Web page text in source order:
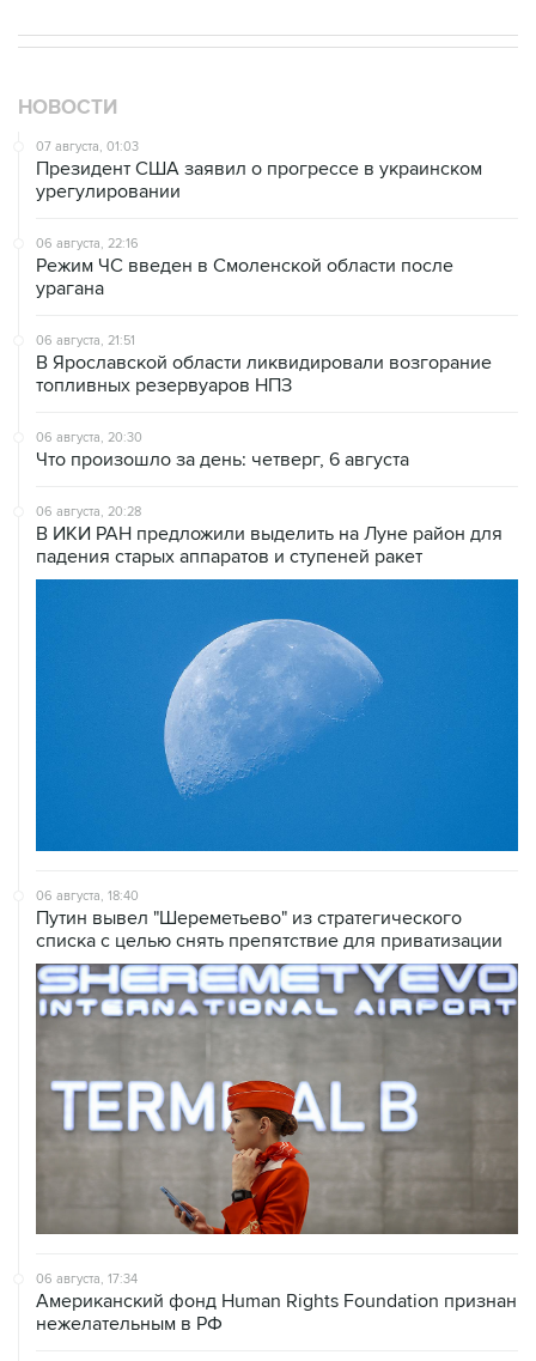
НОВОСТИ
07 августа, 01:03
Президент США заявил о прогрессе в украинском
урегулировании
06 августа, 22:16
Режим ЧС введен в Смоленской области после
урагана
06 августа, 21:51
В Ярославской области ликвидировали возгорание
топливных резервуаров НПЗ
06 августа, 20:30
Что произошло за день: четверг, 6 августа
06 августа, 20:28
В ИКИ РАН предложили выделить на Луне район для
падения старых аппаратов и ступеней ракет
06 августа, 18:40
Путин вывел "Шереметьево" из стратегического
списка с целью снять препятствие для приватизации
06 августа, 17:34
Американский фонд Human Rights Foundation признан
нежелательным в РФ